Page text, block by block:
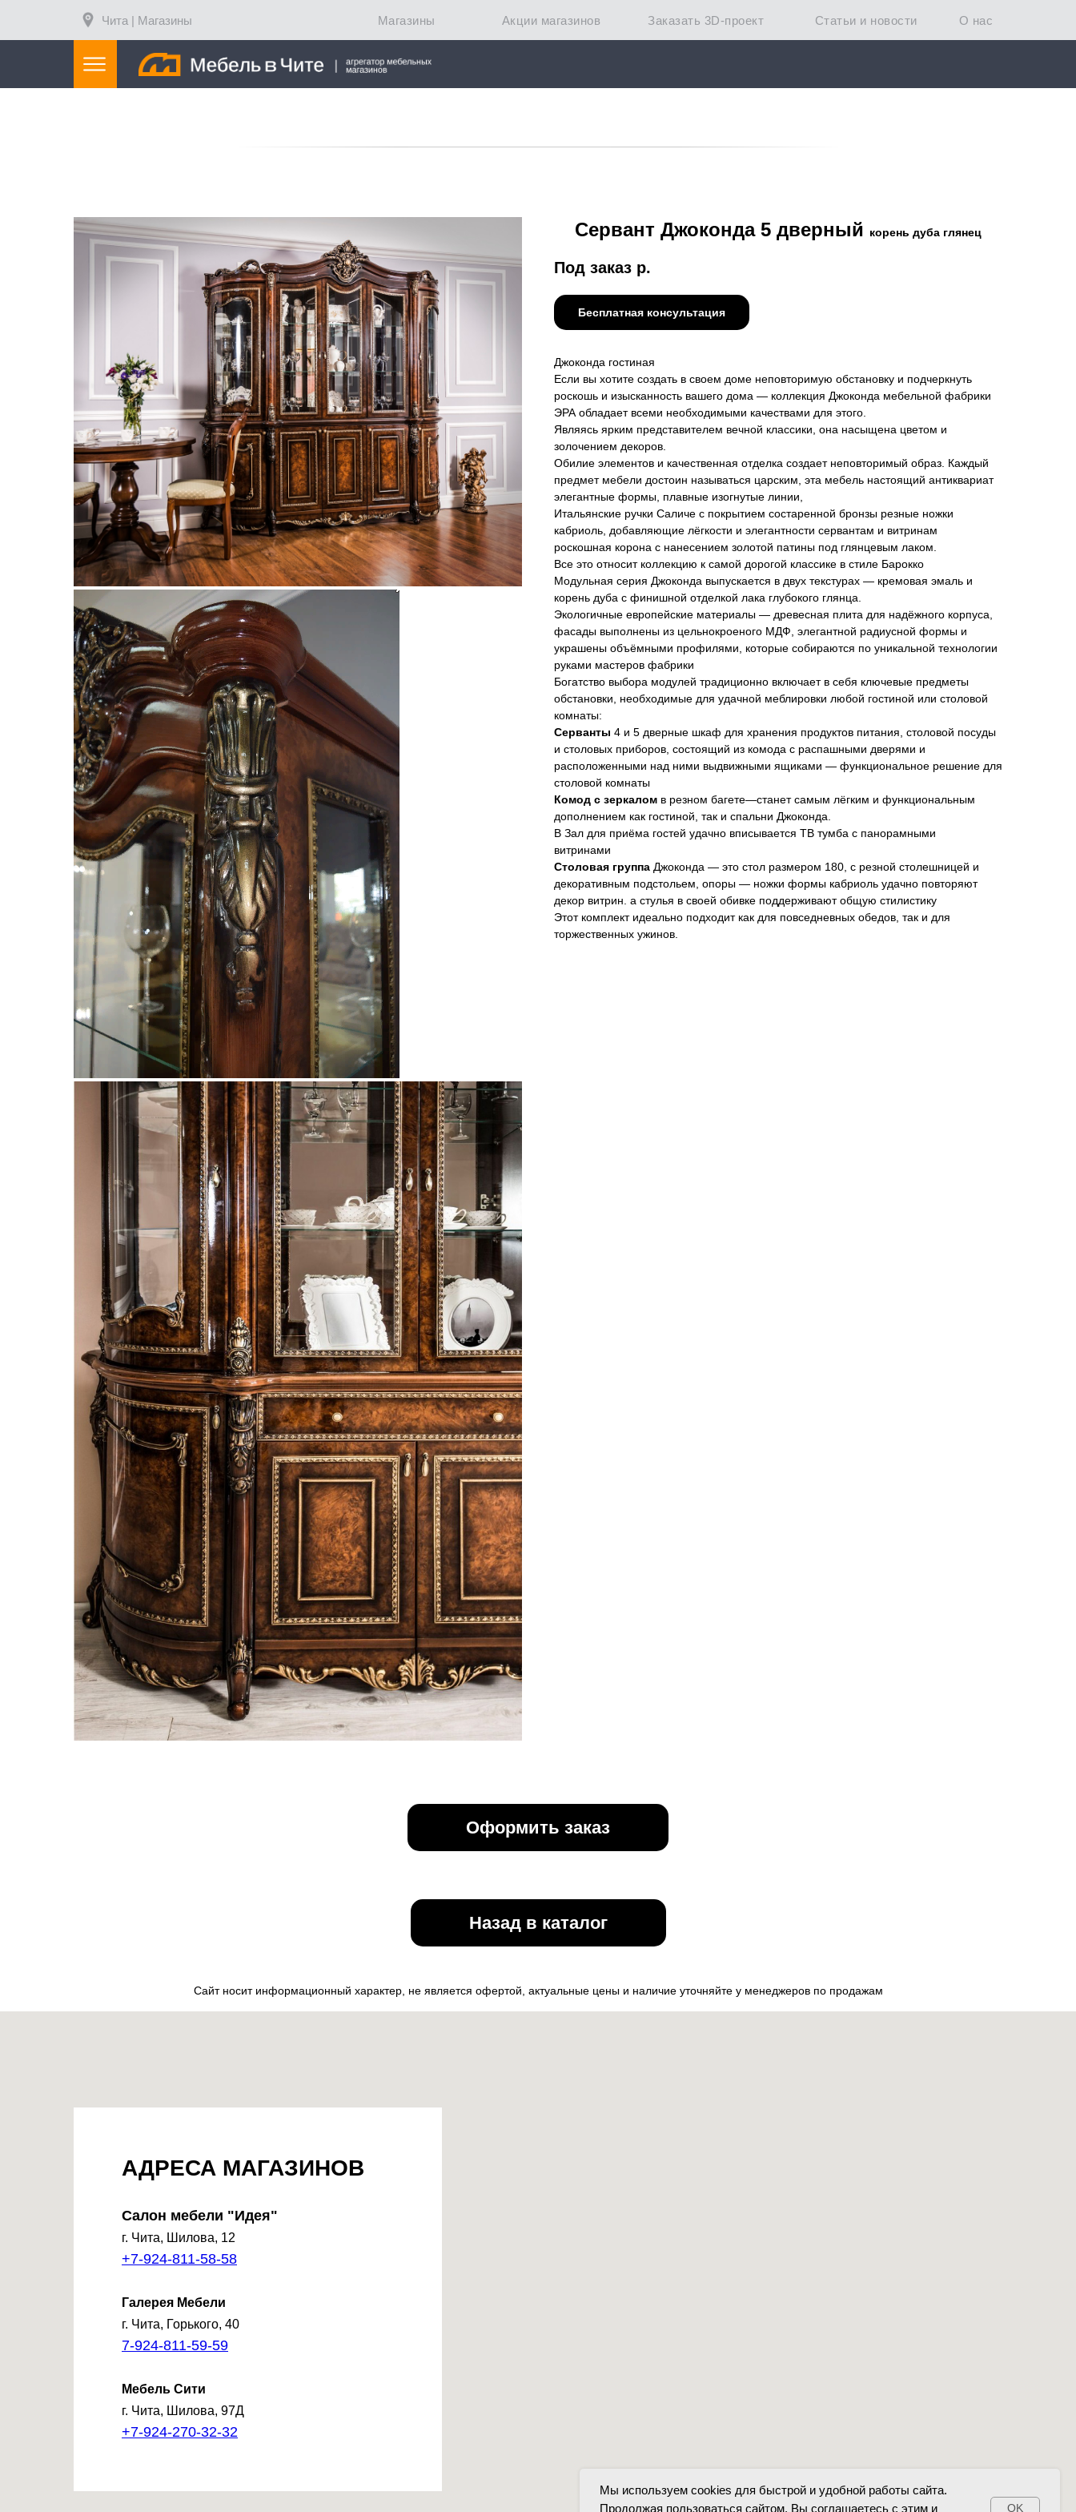
Чита | Магазины Магазины Акции магазинов Заказать 3D-проект Статьи и новости О нас
Сервант Джоконда 5 дверный корень дуба глянец
Под заказ р.
Бесплатная консультация
Джоконда гостиная
Если вы хотите создать в своем доме неповторимую обстановку и подчеркнуть
роскошь и изысканность вашего дома — коллекция Джоконда мебельной фабрики
ЭРА обладает всеми необходимыми качествами для этого.
Являясь ярким представителем вечной классики, она насыщена цветом и
золочением декоров.
Обилие элементов и качественная отделка создает неповторимый образ. Каждый
предмет мебели достоин называться царским, эта мебель настоящий антиквариат
элегантные формы, плавные изогнутые линии,
Итальянские ручки Саличе с покрытием состаренной бронзы резные ножки
кабриоль, добавляющие лёгкости и элегантности сервантам и витринам
роскошная корона с нанесением золотой патины под глянцевым лаком.
Все это относит коллекцию к самой дорогой классике в стиле Барокко
Модульная серия Джоконда выпускается в двух текстурах — кремовая эмаль и
корень дуба с финишной отделкой лака глубокого глянца.
Экологичные европейские материалы — древесная плита для надёжного корпуса,
фасады выполнены из цельнокроеного МДФ, элегантной радиусной формы и
украшены объёмными профилями, которые собираются по уникальной технологии
руками мастеров фабрики
Богатство выбора модулей традиционно включает в себя ключевые предметы
обстановки, необходимые для удачной меблировки любой гостиной или столовой
комнаты:
Серванты 4 и 5 дверные шкаф для хранения продуктов питания, столовой посуды
и столовых приборов, состоящий из комода с распашными дверями и
расположенными над ними выдвижными ящиками — функциональное решение для
столовой комнаты
Комод с зеркалом в резном багете—станет самым лёгким и функциональным
дополнением как гостиной, так и спальни Джоконда.
В Зал для приёма гостей удачно вписывается ТВ тумба с панорамными
витринами
Столовая группа Джоконда — это стол размером 180, с резной столешницей и
декоративным подстольем, опоры — ножки формы кабриоль удачно повторяют
декор витрин. а стулья в своей обивке поддерживают общую стилистику
Этот комплект идеально подходит как для повседневных обедов, так и для
торжественных ужинов.
Оформить заказ
Назад в каталог
Сайт носит информационный характер, не является офертой, актуальные цены и наличие уточняйте у менеджеров по продажам
АДРЕСА МАГАЗИНОВ
Салон мебели "Идея"
г. Чита, Шилова, 12
+7-924-811-58-58
Галерея Мебели
г. Чита, Горького, 40
7-924-811-59-59
Мебель Сити
г. Чита, Шилова, 97Д
+7-924-270-32-32
Мы используем cookies для быстрой и удобной работы сайта.
Продолжая пользоваться сайтом, Вы соглашаетесь с этим и
OK